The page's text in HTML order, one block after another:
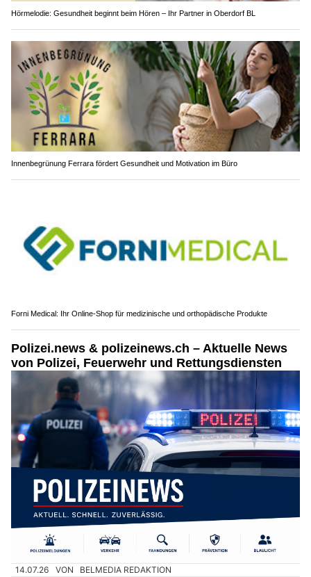
Hörmelodie: Gesundheit beginnt beim Hören – Ihr Partner in Oberdorf BL
Innenbegrünung Ferrara fördert Gesundheit und Motivation im Büro
Forni Medical: Ihr Online-Shop für medizinische und orthopädische Produkte
Polizei.news & polizeinews.ch – Aktuelle News
von Polizei, Feuerwehr und Rettungsdiensten
14.07.26 VON BELMEDIA REDAKTION